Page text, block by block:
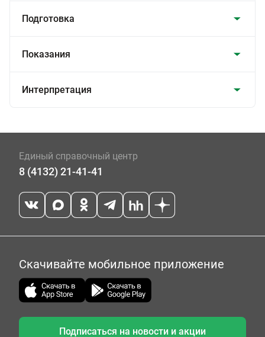
Подготовка
Показания
Интерпретация
Единый справочный центр
8 (4132) 21-41-41
Скачивайте мобильное приложение
Подписаться на новости и акции